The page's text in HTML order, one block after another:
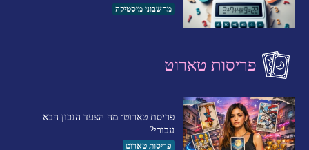
מחשבוני מיסטיקה
פריסות טארוט
פריסת טארוט: מה הצעד הנכון הבא
עבורי?
פריסות טארוט